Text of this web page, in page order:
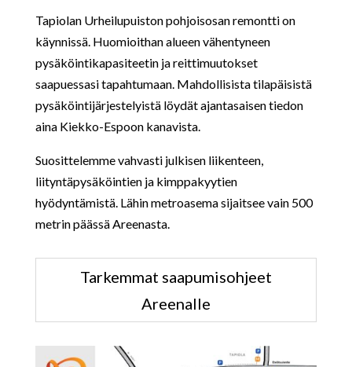
Tapiolan Urheilupuiston pohjoisosan remontti on
käynnissä. Huomioithan alueen vähentyneen
pysäköintikapasiteetin ja reittimuutokset
saapuessasi tapahtumaan. Mahdollisista tilapäisistä
pysäköintijärjestelyistä löydät ajantasaisen tiedon
aina Kiekko-Espoon kanavista.
Suosittelemme vahvasti julkisen liikenteen,
liityntäpysäköintien ja kimppakyytien
hyödyntämistä. Lähin metroasema sijaitsee vain 500
metrin päässä Areenasta.
Tarkemmat saapumisohjeet
Areenalle